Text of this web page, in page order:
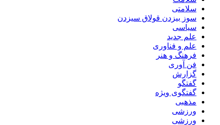
سلامتی
سوز بیزدن قولاق سیزدن
سیاسی
علم جدید
علم و فناوری
فرهنگ و هنر
فن آوری
گزارش
گفتگو
گفتگوی ویژه
مذهبی
ورزشی
ورزشی